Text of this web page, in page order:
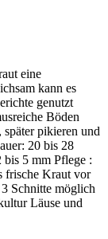
eine
kann es
genutzt
Böden
pikieren und
20 bis 28
bis 5 mm Pflege :
frische Kraut vor
Schnitte möglich
Läuse und